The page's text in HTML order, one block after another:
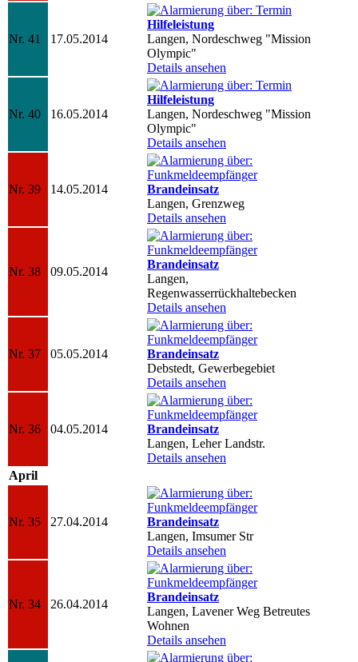
Nr. 41 17.05.2014
Hilfeleistung
Langen, Nordeschweg "Mission
Olympic"
Details ansehen
Nr. 40 16.05.2014
Hilfeleistung
Langen, Nordeschweg "Mission
Olympic"
Details ansehen
Nr. 39 14.05.2014
Brandeinsatz
Langen, Grenzweg
Details ansehen
Nr. 38 09.05.2014
Brandeinsatz
Langen,
Regenwasserrückhaltebecken
Details ansehen
Nr. 37 05.05.2014
Brandeinsatz
Debstedt, Gewerbegebiet
Details ansehen
Nr. 36 04.05.2014
Brandeinsatz
Langen, Leher Landstr.
Details ansehen
April
Nr. 35 27.04.2014
Brandeinsatz
Langen, Imsumer Str
Details ansehen
Nr. 34 26.04.2014
Brandeinsatz
Langen, Lavener Weg Betreutes
Wohnen
Details ansehen